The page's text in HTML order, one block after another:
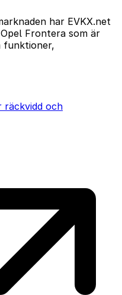
har EVKX.net
Frontera som är
funktioner,
räckvidd och